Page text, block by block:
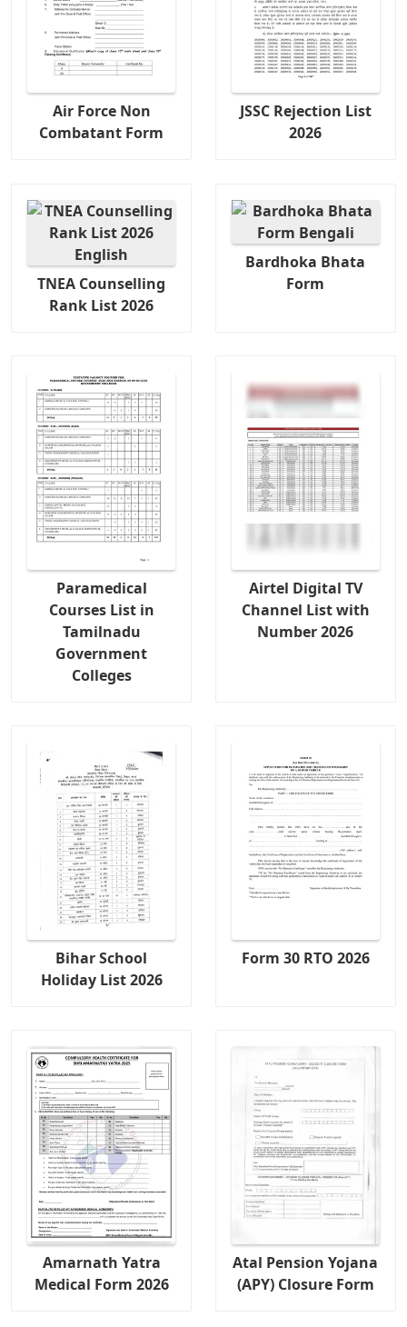
Air Force Non
Combatant Form
JSSC Rejection List
2026
TNEA Counselling
Rank List 2026
Bardhoka Bhata
Form
Paramedical
Courses List in
Tamilnadu
Government
Colleges
Airtel Digital TV
Channel List with
Number 2026
Bihar School
Holiday List 2026
Form 30 RTO 2026
Amarnath Yatra
Medical Form 2026
Atal Pension Yojana
(APY) Closure Form